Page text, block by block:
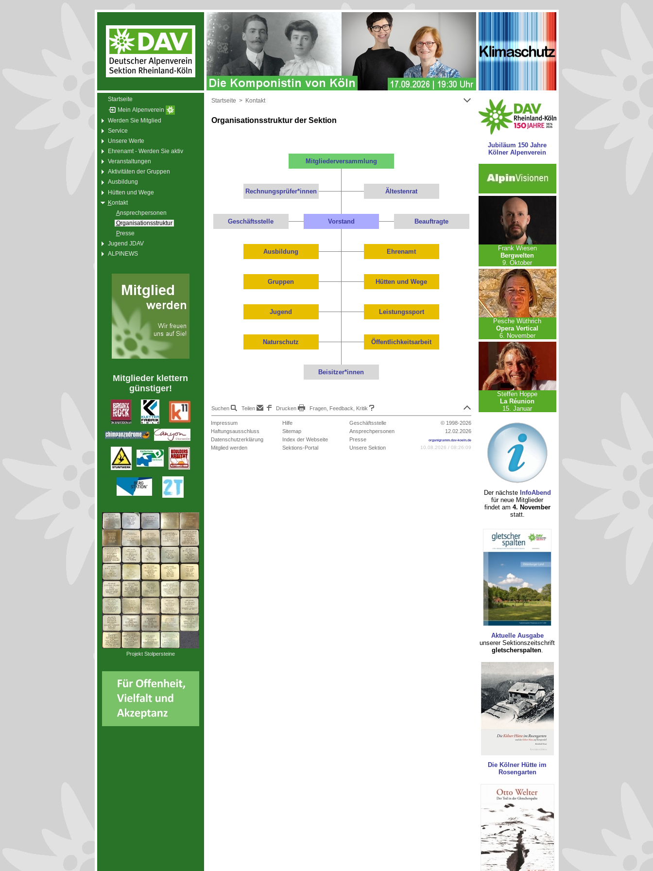
Startseite
Mein Alpenverein
Werden Sie Mitglied
Service
Unsere Werte
Ehrenamt - Werden Sie aktiv
Veranstaltungen
Aktivitäten der Gruppen
Ausbildung
Hütten und Wege
Kontakt
Ansprechpersonen
Organisationsstruktur
Presse
Jugend JDAV
ALPINEWS
Mitglieder klettern
günstiger!
Projekt Stolpersteine
Startseite > Kontakt
Organisationsstruktur der Sektion
Mitgliederversammlung
Rechnungsprüfer*innen Ältestenrat
Geschäftsstelle Vorstand Beauftragte
Ausbildung Ehrenamt
Gruppen Hütten und Wege
Jugend Leistungssport
Naturschutz Öffentlichkeitsarbeit
Beisitzer*innen
Suchen Teilen Drucken Fragen, Feedback, Kritik
Impressum
Haftungsausschluss
Datenschutzerklärung
Mitglied werden
Hilfe
Sitemap
Index der Webseite
Sektions-Portal
Geschäftsstelle
Ansprechpersonen
Presse
Unsere Sektion
© 1998-2026
12.02.2026
organigramm.dav-koeln.de
10.08.2026 / 08:26:09
Jubiläum 150 Jahre
Kölner Alpenverein
Frank Wiesen
Bergwelten
9. Oktober
Pesche Wüthrich
Opera Vertical
6. November
Steffen Hoppe
La Réunion
15. Januar
Der nächste InfoAbend
für neue Mitglieder
findet am 4. November
statt.
Aktuelle Ausgabe
unserer Sektionszeitschrift
gletscherspalten.
Die Kölner Hütte im
Rosengarten